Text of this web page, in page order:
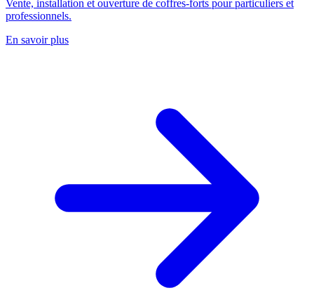
Vente, installation et ouverture de coffres-forts pour particuliers et
professionnels.
En savoir plus